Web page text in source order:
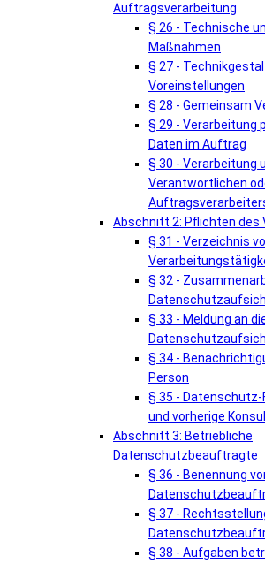
Auftragsverarbeitung
§ 26 - Technische
Maßnahmen
§ 27 -
Voreinstellungen
§ 28 - Gemeinsam
§ 29 - Verarbeitung
Daten im Auftrag
§ 30 - Verarbeitung
Verantwortlichen
Abschnitt 2: Pflichten des
§ 31 - Verzeichnis
§ 32 -
§ 33 - Meldung an
§ 34 -
Person
§ 35 -
und vorherige
Abschnitt 3: Betriebliche
Datenschutzbeauftragte
§ 36 - Benennung
§ 37 -
§ 38 - Aufgaben